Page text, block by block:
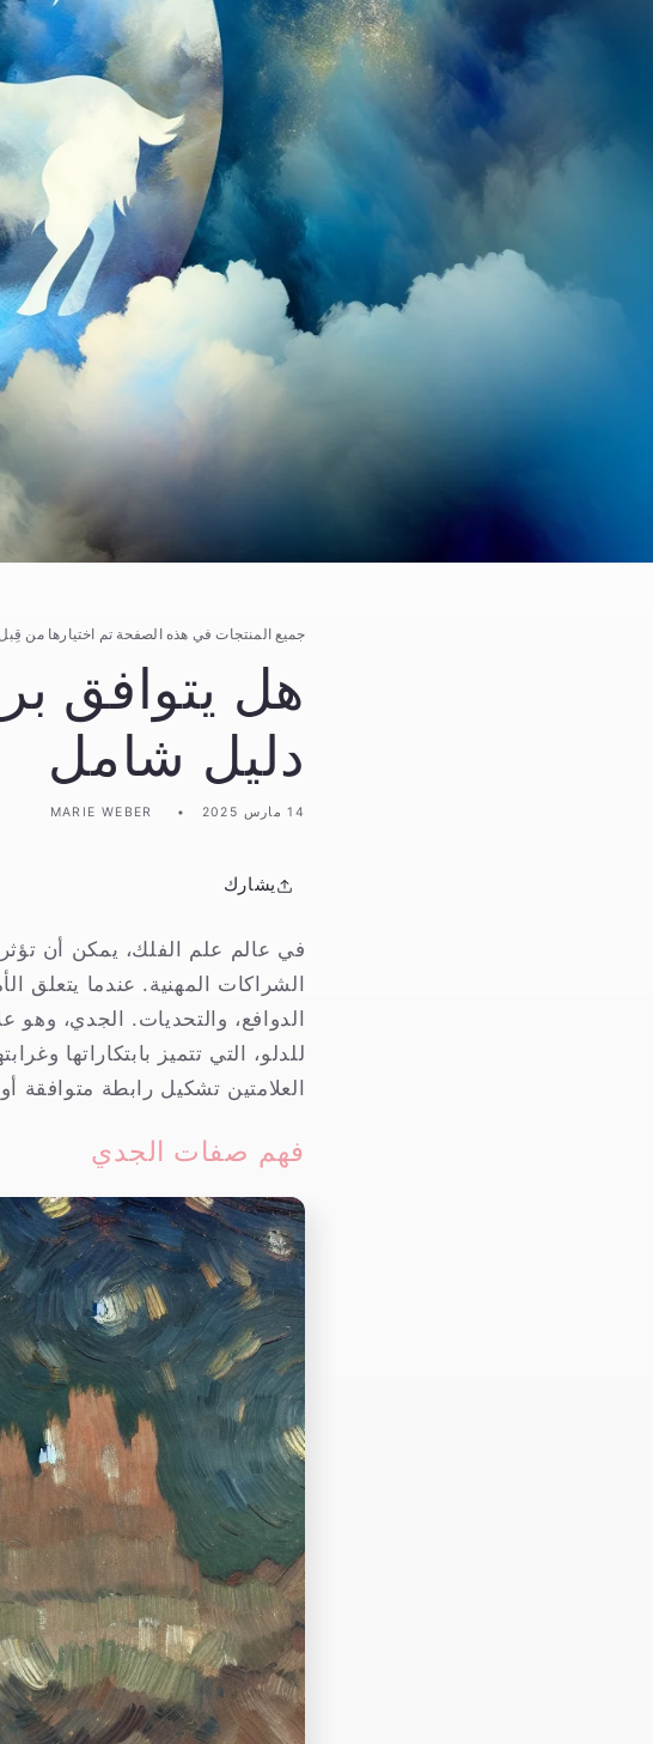
جميع المنتجات في هذه الصفحة تم اختيارها من
هل يتوافق
دليل شامل
14 مارس 2025 MARIE WEBER
يشارك
في عالم علم الفلك، يمكن أن
الشراكات المهنية. عندما يتعلق
الدوافع، والتحديات. الجدي، وهو
للدلو، التي تتميز بابتكاراتها
العلامتين تشكيل رابطة متوافقة
فهم صفات الجدي